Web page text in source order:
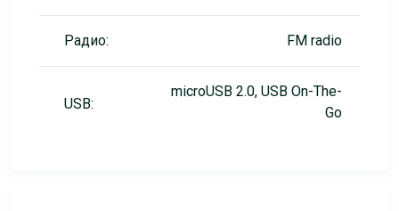
Радио: FM radio
USB:
microUSB 2.0, USB On-The-
Go